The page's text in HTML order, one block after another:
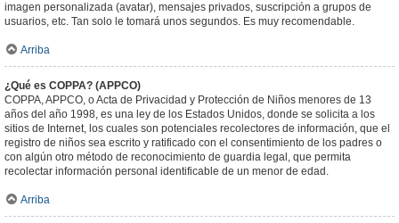
imagen personalizada (avatar), mensajes privados, suscripción a grupos de
usuarios, etc. Tan solo le tomará unos segundos. Es muy recomendable.
Arriba
¿Qué es COPPA? (APPCO)
COPPA, APPCO, o Acta de Privacidad y Protección de Niños menores de 13
años del año 1998, es una ley de los Estados Unidos, donde se solicita a los
sitios de Internet, los cuales son potenciales recolectores de información, que el
registro de niños sea escrito y ratificado con el consentimiento de los padres o
con algún otro método de reconocimiento de guardia legal, que permita
recolectar información personal identificable de un menor de edad.
Arriba